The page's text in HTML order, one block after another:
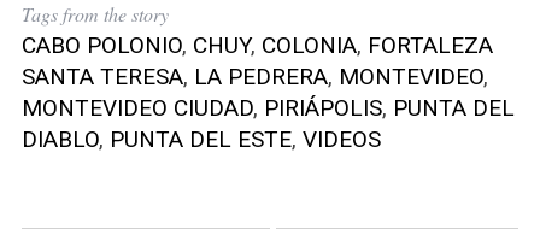
Tags from the story
CABO POLONIO, CHUY, COLONIA, FORTALEZA
SANTA TERESA, LA PEDRERA, MONTEVIDEO,
MONTEVIDEO CIUDAD, PIRIÁPOLIS, PUNTA DEL
DIABLO, PUNTA DEL ESTE, VIDEOS
f
o
r
: